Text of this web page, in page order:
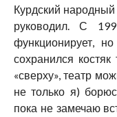
Курдский
руководил. С
функционирует,
сохранился
«сверху», театр
не только я)
пока не замечаю